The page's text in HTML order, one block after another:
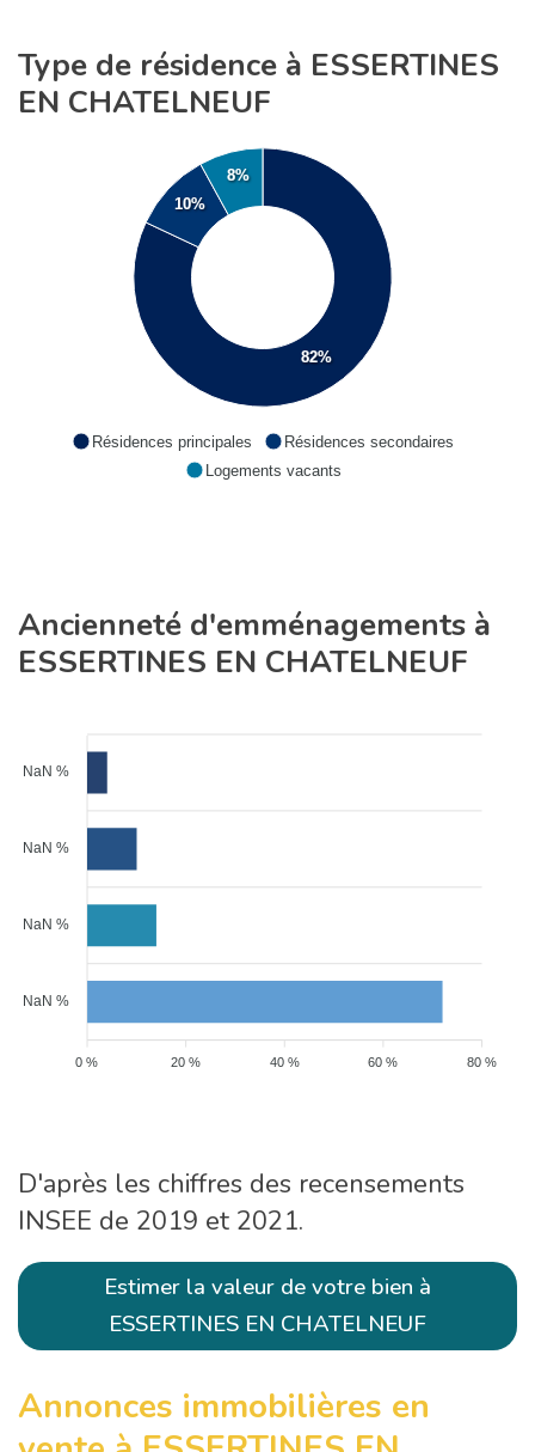
Type de résidence à ESSERTINES
EN CHATELNEUF
82%
10%
8%
Résidences principales
Résidences secondaires
Logements vacants
Ancienneté d'emménagements à
ESSERTINES EN CHATELNEUF
NaN %
NaN %
NaN %
NaN %
80 %
60 %
40 %
20 %
0 %
D'après les chiffres des recensements
INSEE de 2019 et 2021.
Estimer la valeur de votre bien à
ESSERTINES EN CHATELNEUF
Annonces immobilières en